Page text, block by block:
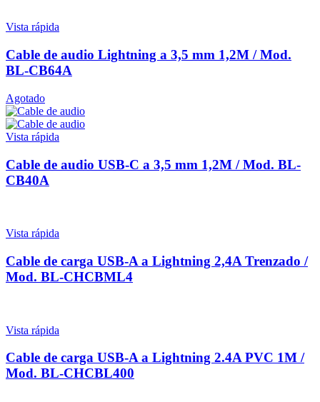
Vista rápida
Cable de audio Lightning a 3,5 mm 1,2M / Mod.
BL-CB64A
Agotado
Vista rápida
Cable de audio USB-C a 3,5 mm 1,2M / Mod. BL-
CB40A
Vista rápida
Cable de carga USB-A a Lightning 2,4A Trenzado /
Mod. BL-CHCBML4
Vista rápida
Cable de carga USB-A a Lightning 2.4A PVC 1M /
Mod. BL-CHCBL400